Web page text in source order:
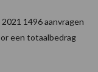
1496 aanvragen
een totaalbedrag